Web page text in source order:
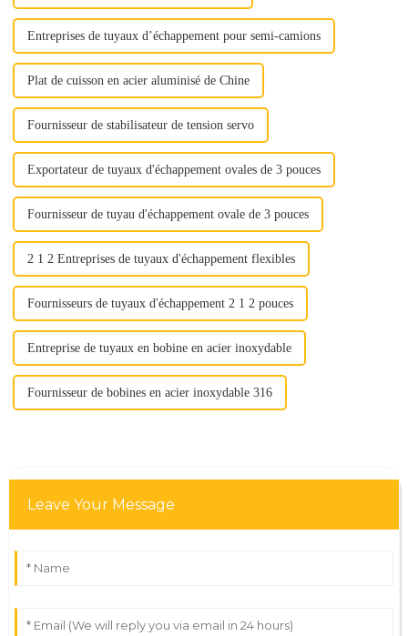
Entreprises de tuyaux d’échappement pour semi-camions
Plat de cuisson en acier aluminisé de Chine
Fournisseur de stabilisateur de tension servo
Exportateur de tuyaux d'échappement ovales de 3 pouces
Fournisseur de tuyau d'échappement ovale de 3 pouces
2 1 2 Entreprises de tuyaux d'échappement flexibles
Fournisseurs de tuyaux d'échappement 2 1 2 pouces
Entreprise de tuyaux en bobine en acier inoxydable
Fournisseur de bobines en acier inoxydable 316
Leave Your Message